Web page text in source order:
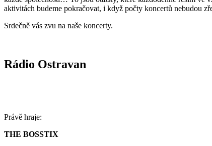
aktivitách budeme pokračovat, i když počty koncertů nebudou
Srdečně vás zvu na naše koncerty.
Rádio Ostravan
Právě hraje:
THE BOSSTIX